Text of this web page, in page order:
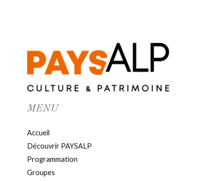
MENU
Accueil
Découvrir PAYSALP
Programmation
Groupes